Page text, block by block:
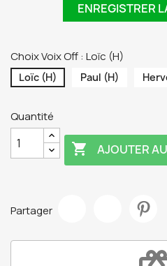
ENREGISTRER
Choix Voix Off : Loïc (H)
Loïc (H) Paul (H)
Quantité
 AJOUTER
Partager